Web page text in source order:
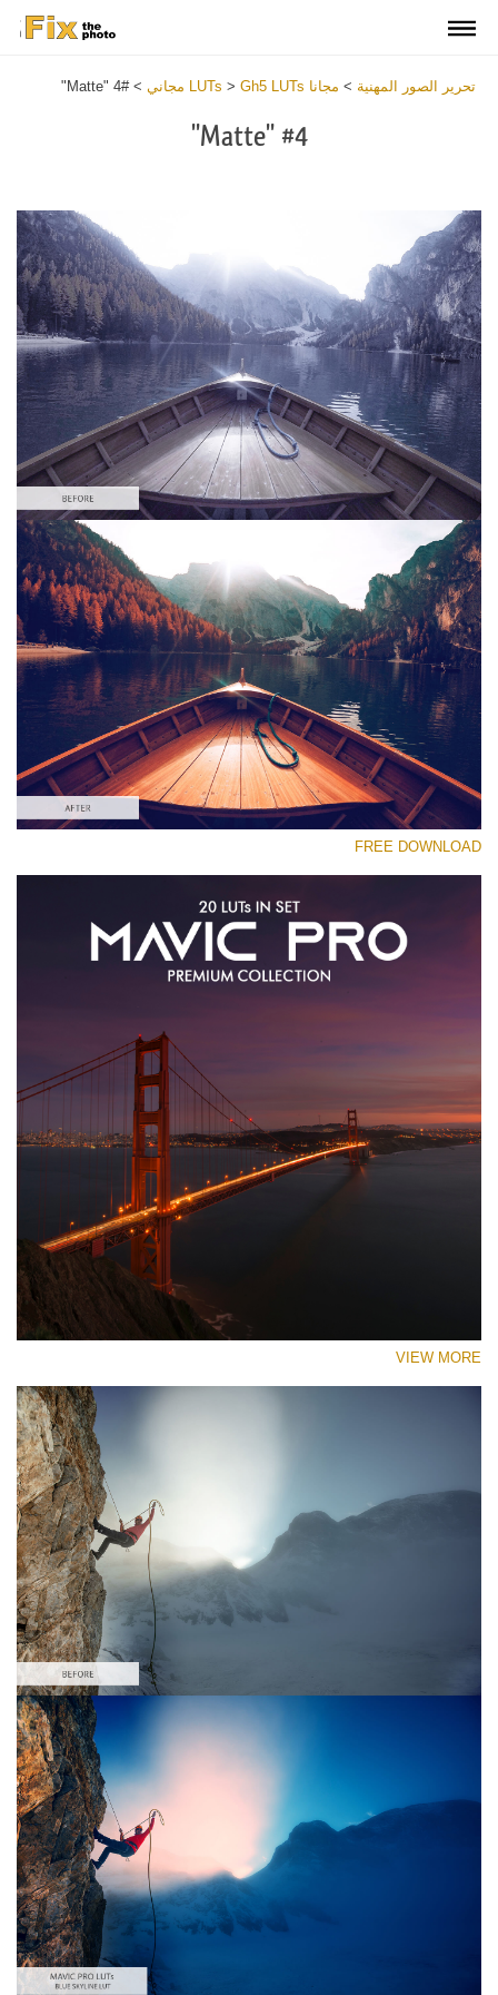
تحرير الصور المهنية > مجانا LUTs > Gh5 LUTs مجاني >
#4 "Matte"
#4 "Matte"
رجاء اختر
Free Gh5 LUT #4
Premium Mavic Pro LUTs
Must-Have Collection (160 LUTs)
Entire Collection (260 LUTs)
تنزيل مجاني
Download
Free
LUT
FREE DOWNLOAD
VIEW MORE